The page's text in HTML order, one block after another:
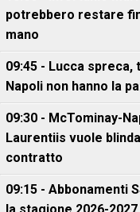
potrebbero restare
mano
09:45 - Lucca
Napoli non hanno la
09:30 - McTominay-
Laurentiis vuole
contratto
09:15 - Abbonamenti